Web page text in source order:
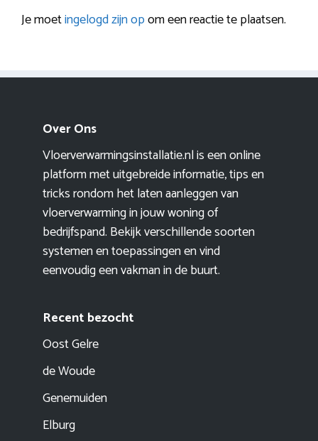
Je moetingelogd zijn opom een reactie te plaatsen.
Over Ons
Vloerverwarmingsinstallatie.nl is een online
platform met uitgebreide informatie, tips en
tricks rondom het laten aanleggen van
vloerverwarming in jouw woning of
bedrijfspand. Bekijk verschillende soorten
systemen en toepassingen en vind
eenvoudig een vakman in de buurt.
Recent bezocht
Oost Gelre
de Woude
Genemuiden
Elburg